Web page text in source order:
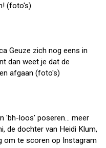
(foto's)
Geuze zich nog eens in
dan weet je dat de
afgaan (foto's)
'bh-loos' poseren... meer
de dochter van Heidi Klum,
om te scoren op Instagram